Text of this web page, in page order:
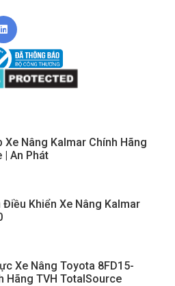
Xe Nâng Kalmar Chính Hãng
| An Phát
Điều Khiển Xe Nâng Kalmar
Xe Nâng Toyota 8FD15-
Hãng TVH TotalSource